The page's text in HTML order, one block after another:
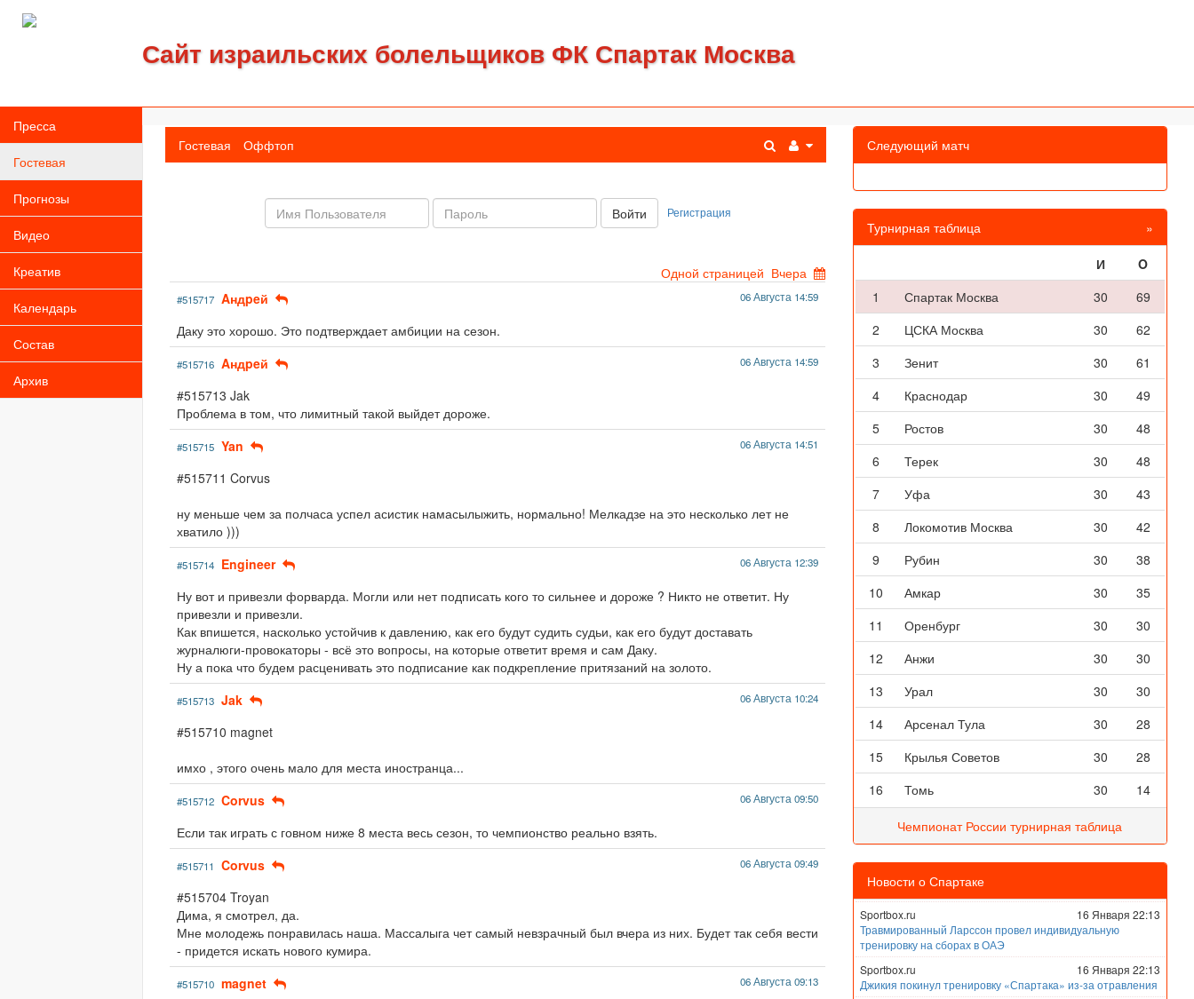
Сайт израильских болельщиков ФК Спартак Москва
Пресса
Гостевая
Прогнозы
Видео
Креатив
Календарь
Состав
Архив
Гостевая Оффтоп
Имя
пользователя
Пароль: Войти Регистрация
Одной страницей Вчера
#515717 Aндpeй 06 Августа 14:59
Даку это хорошо. Это подтверждает амбиции на сезон.
#515716 Aндpeй 06 Августа 14:59
#515713 Jak
Проблема в том, что лимитный такой выйдет дороже.
#515715 Yan 06 Августа 14:51
#515711 Corvus
ну меньше чем за полчаса успел асистик намасылыжить, нормально! Мелкадзе на это несколько лет не
хватило )))
#515714 Engineer 06 Августа 12:39
Ну вот и привезли форварда. Могли или нет подписать кого то сильнее и дороже ? Никто не ответит. Ну
привезли и привезли.
Как впишется, насколько устойчив к давлению, как его будут судить судьи, как его будут доставать
журналюги-провокаторы - всё это вопросы, на которые ответит время и сам Даку.
Ну а пока что будем расценивать это подписание как подкрепление притязаний на золото.
#515713 Jak 06 Августа 10:24
#515710 magnet
имхо , этого очень мало для места иностранца...
#515712 Corvus 06 Августа 09:50
Если так играть с говном ниже 8 места весь сезон, то чемпионство реально взять.
#515711 Corvus 06 Августа 09:49
#515704 Troyan
Дима, я смотрел, да.
Мне молодежь понравилась наша. Массалыга чет самый невзрачный был вчера из них. Будет так себя вести
- придется искать нового кумира.
#515710 magnet 06 Августа 09:13
Следующий матч
Турнирная таблица »
И
O
1
Спартак Москва 30
69
2
ЦСКА Москва 30
62
3
Зенит 30
61
4
Краснодар 30
49
5
Ростов 30
48
6
Терек 30
48
7
Уфа 30
43
8
Локомотив Москва 30
42
9
Рубин 30
38
10
Амкар 30
35
11
Оренбург 30
30
12
Анжи 30
30
13
Урал 30
30
14
Арсенал Тула 30
28
15
Крылья Советов 30
28
16
Томь 30 14
Чемпионат России турнирная таблица
Новости о Спартаке
Sportbox.ru
16 Января 22:13
Травмированный Ларссон провел индивидуальную
тренировку на сборах в ОАЭ
Sportbox.ru
16 Января 22:13
Джикия покинул тренировку «Спартака» из-за отравления